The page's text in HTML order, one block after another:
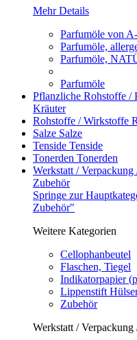
Mehr Details
Parfumöle von
Parfumöle,
Parfumöle,
Parfumöle
Pflanzliche Rohstoffe /
Kräuter
Rohstoffe / Wirkstoffe
Salze Salze
Tenside Tenside
Tonerden Tonerden
Werkstatt /
Zubehör
Springe zur
Zubehör"
Weitere Kategorien
Cellophanbeutel
Flaschen, Tiegel
Indikatorpapier
Lippenstift
Zubehör
Werkstatt /